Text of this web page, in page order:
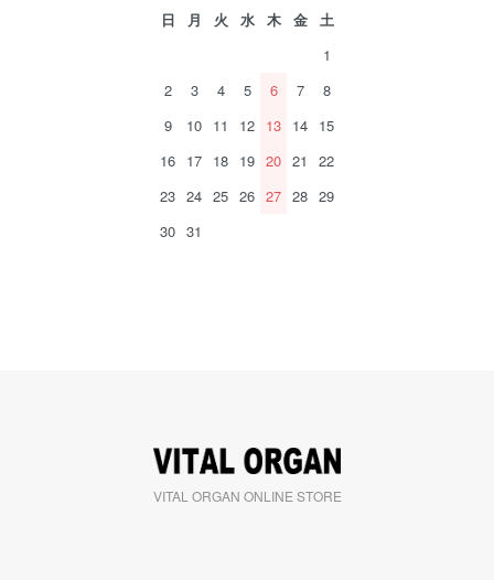
日 月 火 水 木 金
土
1
2
3 4 5 6 7
8
9
10 11 12 13 14 15
16 17 18 19 20 21
22
23 24 25 26 27 28 29
30 31
VITAL ORGAN ONLINE STORE